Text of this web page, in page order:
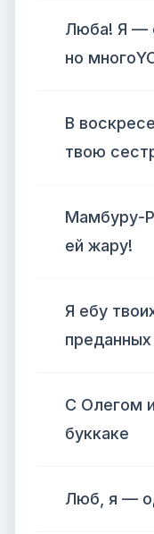
Люба! Я —
но
В
твою
Мамбуру-
ей жару!
Я ебу
С Олегом
буккаке
Люб, я —